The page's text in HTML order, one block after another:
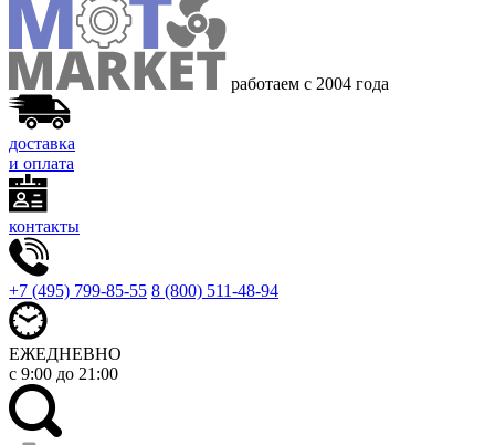
работаем с 2004 года
доставка
и оплата
контакты
+7 (495) 799-85-55 8 (800) 511-48-94
ЕЖЕДНЕВНО
с 9:00 до 21:00